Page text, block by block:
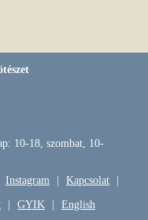
10-18, szombat, 10-
Instagram Kapcsolat
GYIK English